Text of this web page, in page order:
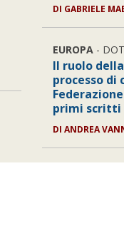
DI GABRIELE
EUROPA -
Il ruolo
processo di
primi scritti
DI ANDREA